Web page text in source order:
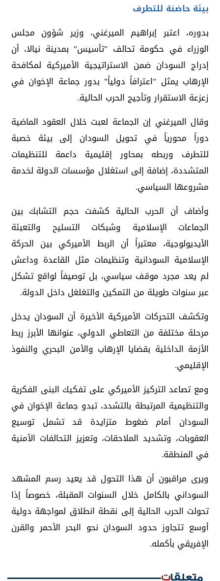
بيئة حاضنة للتطرف
بدوره، اعتبر إبراهيم الميرغني، وزير شؤون مجلس
الوزراء في حكومة تحالف "تأسيس" بمدينة نيالا، أن
إدراج السودان ضمن الاستراتيجية الأميركية لمكافحة
الإرهاب يمثل "اعترافاً دولياً" بدور جماعة الإخوان في
زعزعة الاستقرار وتأجيج الحرب الحالية.
وقال الميرغني إن الجماعة لعبت خلال العقود الماضية
دوراً محورياً في تحويل السودان إلى بيئة خصبة
للتطرف وربطه بمحاور إقليمية داعمة للتنظيمات
المتشددة، إضافة إلى استغلال مؤسسات الدولة لخدمة
مشروعها السياسي.
وأضاف أن الحرب الحالية كشفت حجم التشابك بين
الجماعات الإسلامية وشبكات التسليح والتعبئة
الأيديولوجية، معتبراً أن الربط الأميركي بين الحركة
الإسلامية السودانية وتنظيمات مثل القاعدة وداعش
لم يعد مجرد موقف سياسي، بل توصيفاً لواقع تشكل
عبر سنوات طويلة من التمكين والتغلغل داخل الدولة.
وتكشف التحركات الأميركية الأخيرة أن السودان يدخل
مرحلة مختلفة من التعاطي الدولي، عنوانها الأبرز ربط
الأزمة الداخلية بقضايا الإرهاب والأمن البحري والنفوذ
الإقليمي.
ومع تصاعد التركيز الأميركي على تفكيك البنى الفكرية
والتنظيمية المرتبطة بالتشدد، تبدو جماعة الإخوان في
السودان أمام ضغوط متزايدة قد تشمل توسيع
العقوبات، وتشديد الملاحقات، وتعزيز التحالفات الأمنية
في المنطقة.
ويرى مراقبون أن هذا التحول قد يعيد رسم المشهد
السوداني بالكامل خلال السنوات المقبلة، خصوصاً إذا
تحولت الحرب الحالية إلى نقطة انطلاق لمواجهة دولية
أوسع تتجاوز حدود السودان نحو البحر الأحمر والقرن
الإفريقي بأكمله.
متعلقات